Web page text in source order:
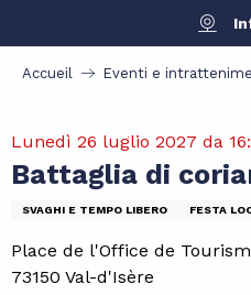
contenu
Accueil Eventi e
Lunedì 26 luglio 2027 da
Battaglia di
SVAGHI E TEMPO LIBERO FESTA
Place de l'Office de
73150 Val-d'Isère